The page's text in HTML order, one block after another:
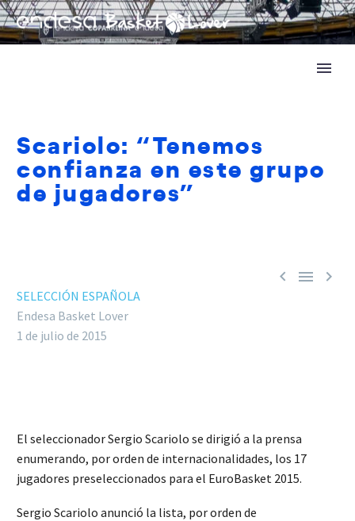
Scariolo: “Tenemos
confianza en este grupo
de jugadores”
  
SELECCIÓN ESPAÑOLA
Endesa Basket Lover
1 de julio de 2015
El seleccionador Sergio Scariolo se dirigió a la prensa
enumerando, por orden de internacionalidades, los 17
jugadores preseleccionados para el EuroBasket 2015.
Sergio Scariolo anunció la lista, por orden de